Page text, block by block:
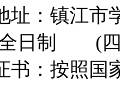
址：镇江
全日制 (
书：按照国